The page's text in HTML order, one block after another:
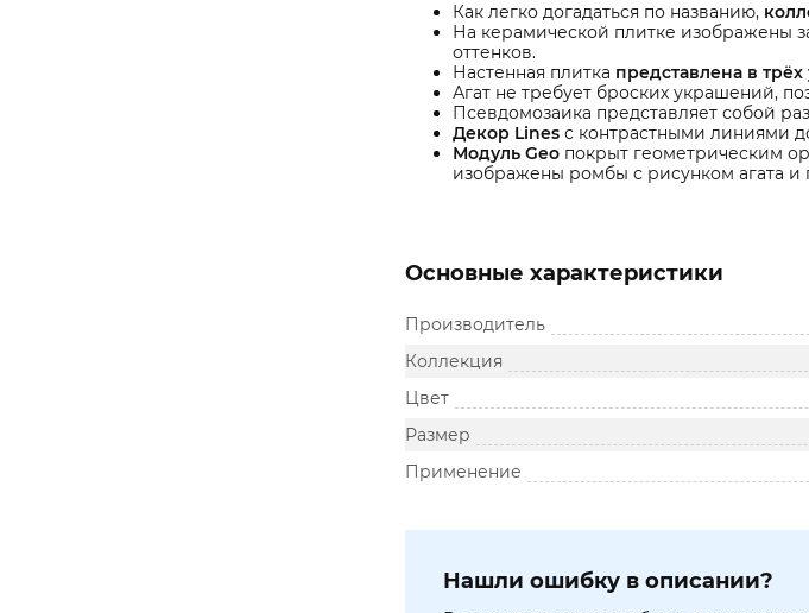
Как легко догадаться по названию,
На керамической плитке изображены
оттенков.
Настенная плитка представлена в
Агат не требует броских украшений,
Псевдомозаика представляет собой
Декор Lines с контрастными линиями
Модуль Geo покрыт геометрическим
изображены ромбы с рисунком агата и
Основные характеристики
Производитель
Коллекция
Цвет
Размер
Применение
Нашли ошибку в описании?